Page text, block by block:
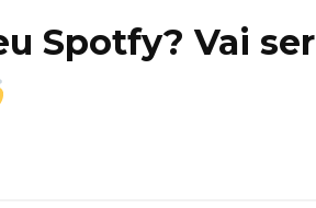
Spotfy? Vai ser